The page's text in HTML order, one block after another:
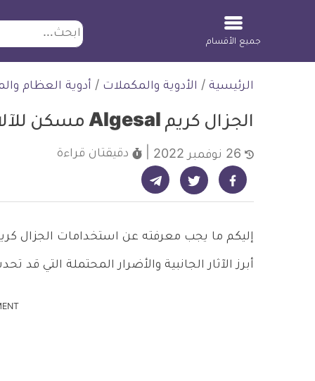
ابحث
جميع الأقسام
الرئيسية / الأدوية والمكملات / أدوية العظام
الجزال كريم Algesal مسكن للآلام والالتهابات
دقيقتان قراءة
شارك على فيسبوك - ديلي ميديكال انفو شارك على تويتر - ديلي ميديكال انفو شارك على تيليجرام - ديلي ميديكال انفو
أبرز الآثار الجانبية والأضرار المحتملة التي